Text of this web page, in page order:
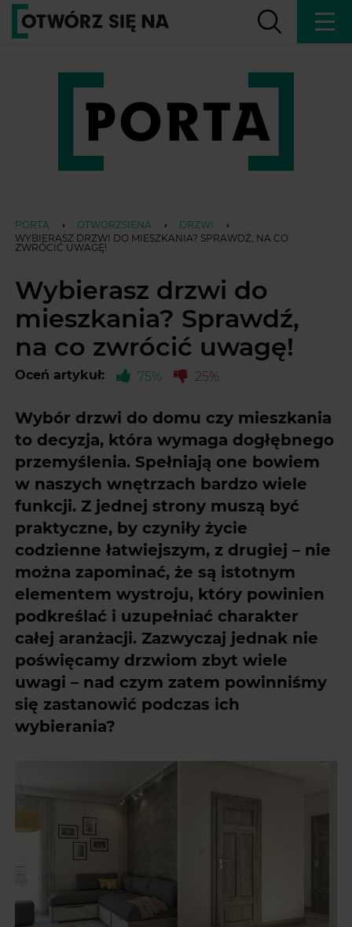
PORTA OTWORZSIENA
DRZWI
WYBIERASZ DRZWI DO MIESZKANIA? SPRAWDŹ, NA CO
ZWRÓCIĆ UWAGĘ!
Wybierasz drzwi do
mieszkania? Sprawdź,
na co zwrócić uwagę!
Oceń artykuł: 75% 25%
Wybór drzwi do domu czy mieszkania
to decyzja, która wymaga dogłębnego
przemyślenia. Spełniają one bowiem
w naszych wnętrzach bardzo wiele
funkcji. Z jednej strony muszą być
praktyczne, by czyniły życie
codzienne łatwiejszym, z drugiej – nie
można zapominać, że są istotnym
elementem wystroju, który powinien
podkreślać i uzupełniać charakter
całej aranżacji. Zazwyczaj jednak nie
poświęcamy drzwiom zbyt wiele
uwagi – nad czym zatem powinniśmy
się zastanowić podczas ich
wybierania?